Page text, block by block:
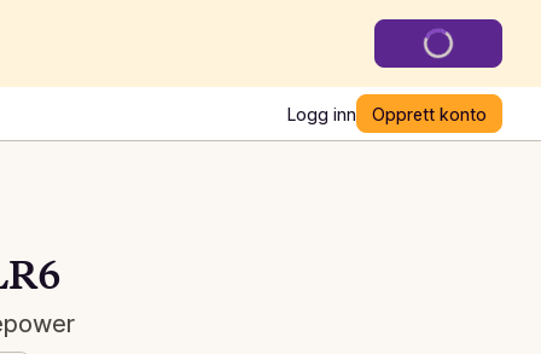
Logg inn Opprett konto